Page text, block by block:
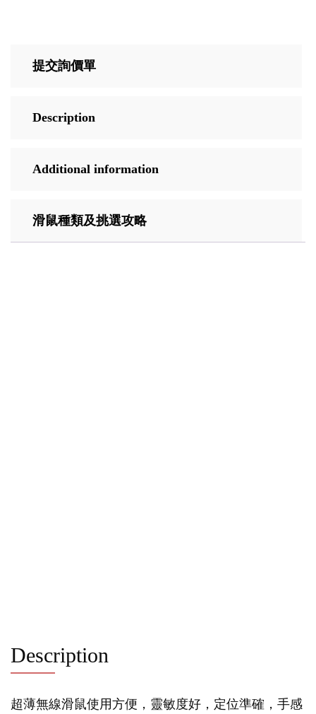
提交詢價單
Description
Additional information
滑鼠種類及挑選攻略
Description
超薄無線滑鼠使用方便，靈敏度好，定位準確，手感